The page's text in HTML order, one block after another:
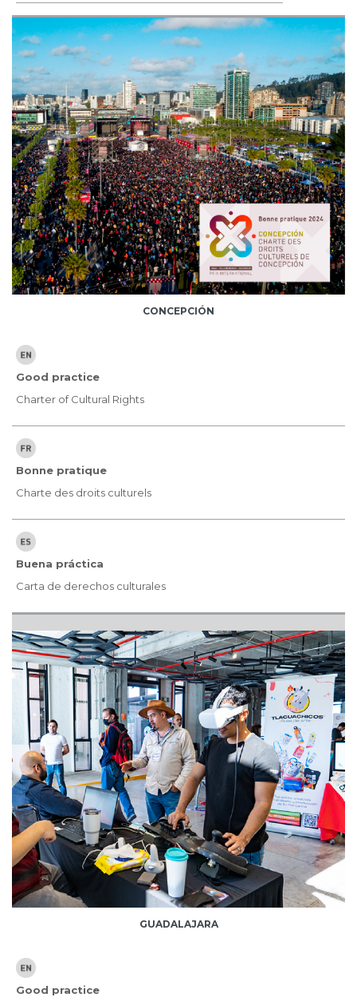
CONCEPCIÓN
Good practice
Charter of Cultural Rights
Bonne pratique
Charte des droits culturels
Buena práctica
Carta de derechos culturales
GUADALAJARA
Good practice